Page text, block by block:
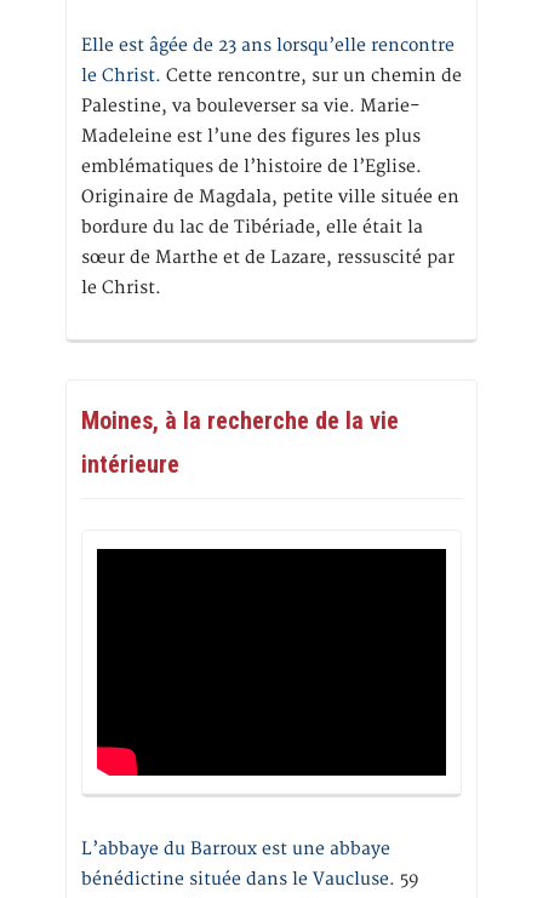
Elle est âgée de 23 ans lorsqu’elle rencontre
le Christ. Cette rencontre, sur un chemin de
Palestine, va bouleverser sa vie. Marie-
Madeleine est l’une des figures les plus
emblématiques de l’histoire de l’Eglise.
Originaire de Magdala, petite ville située en
bordure du lac de Tibériade, elle était la
sœur de Marthe et de Lazare, ressuscité par
le Christ.
Moines, à la recherche de la vie
intérieure
L’abbaye du Barroux est une abbaye
bénédictine située dans le Vaucluse. 59